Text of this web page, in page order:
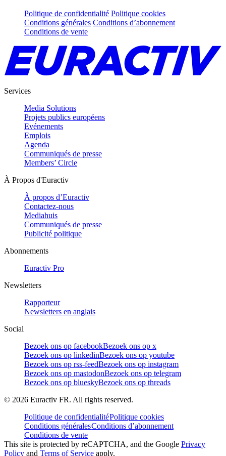
Politique de confidentialité Politique cookies
Conditions générales Conditions d’abonnement
Conditions de vente
Services
Media Solutions
Projets publics européens
Evénements
Emplois
Agenda
Communiqués de presse
Members’ Circle
À Propos d'Euractiv
À propos d’Euractiv
Contactez-nous
Mediahuis
Communiqués de presse
Publicité politique
Abonnements
Euractiv Pro
Newsletters
Rapporteur
Newsletters en anglais
Social
Bezoek ons op facebookBezoek ons op x
Bezoek ons op linkedinBezoek ons op youtube
Bezoek ons op rss-feedBezoek ons op instagram
Bezoek ons op mastodonBezoek ons op telegram
Bezoek ons op blueskyBezoek ons op threads
© 2026 Euractiv FR. All rights reserved.
Politique de confidentialitéPolitique cookies
Conditions généralesConditions d’abonnement
Conditions de vente
This site is protected by reCAPTCHA, and the Google Privacy
Policy and Terms of Service apply.